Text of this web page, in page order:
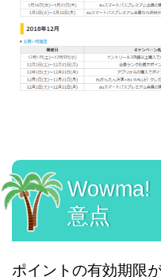
Wowma!
意点
ポイントの有効期限